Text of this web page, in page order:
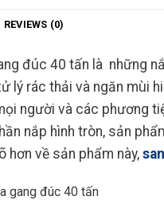
REVIEWS (0)
đúc 40 tấn là những
lý rác thải và ngăn mùi
người và các phương
nắp hình tròn, sản
hơn về sản phẩm này,